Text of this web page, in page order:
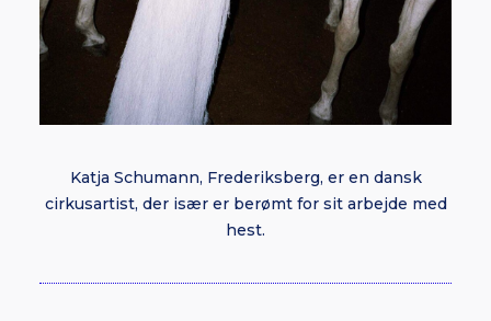
Katja Schumann, Frederiksberg, er en dansk
cirkusartist, der især er berømt for sit arbejde med
hest.